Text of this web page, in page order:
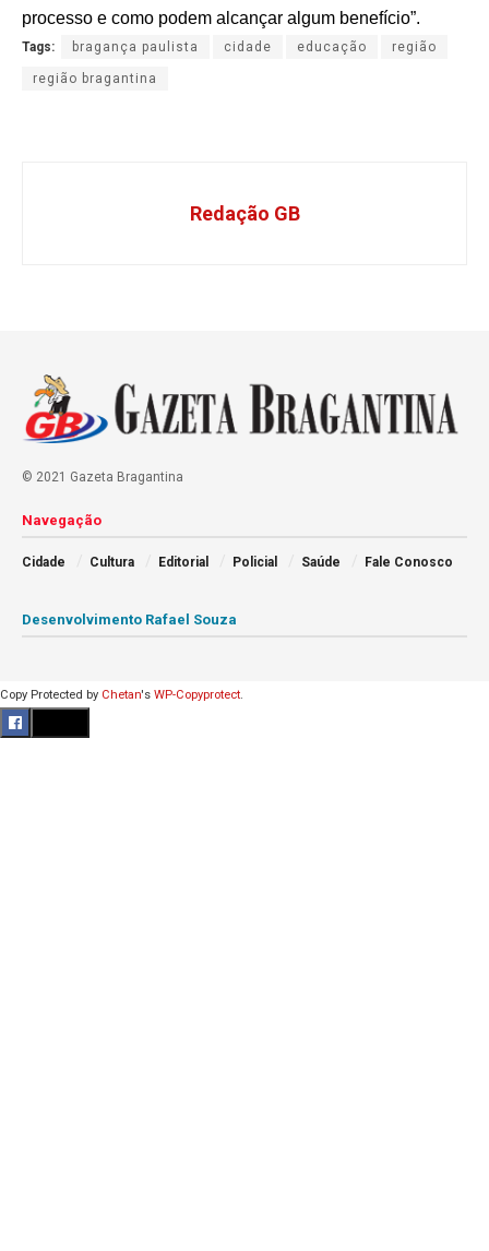
processo e como podem alcançar algum benefício”.
Tags: bragança paulista cidade educação região
região bragantina
Redação GB
© 2021 Gazeta Bragantina
Navegação
Cidade Cultura Editorial Policial Saúde Fale Conosco
Desenvolvimento Rafael Souza
Copy Protected by Chetan's WP-Copyprotect.